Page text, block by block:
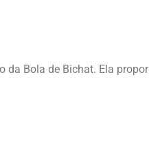
da Bola de Bichat. Ela